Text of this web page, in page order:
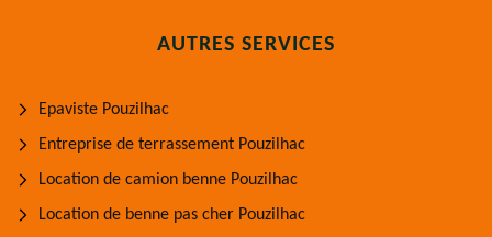
AUTRES SERVICES
Epaviste Pouzilhac
Entreprise de terrassement Pouzilhac
Location de camion benne Pouzilhac
Location de benne pas cher Pouzilhac